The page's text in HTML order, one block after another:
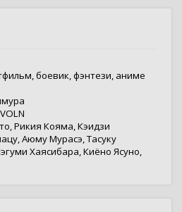
,боевик,фэнтези, аниме
,Рикия Кояма,Кэидзи
,Аюму Мурасэ,Тасуку
Хаясибара,Киёно Ясуно,